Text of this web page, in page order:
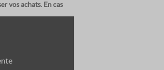
vos achats. En cas